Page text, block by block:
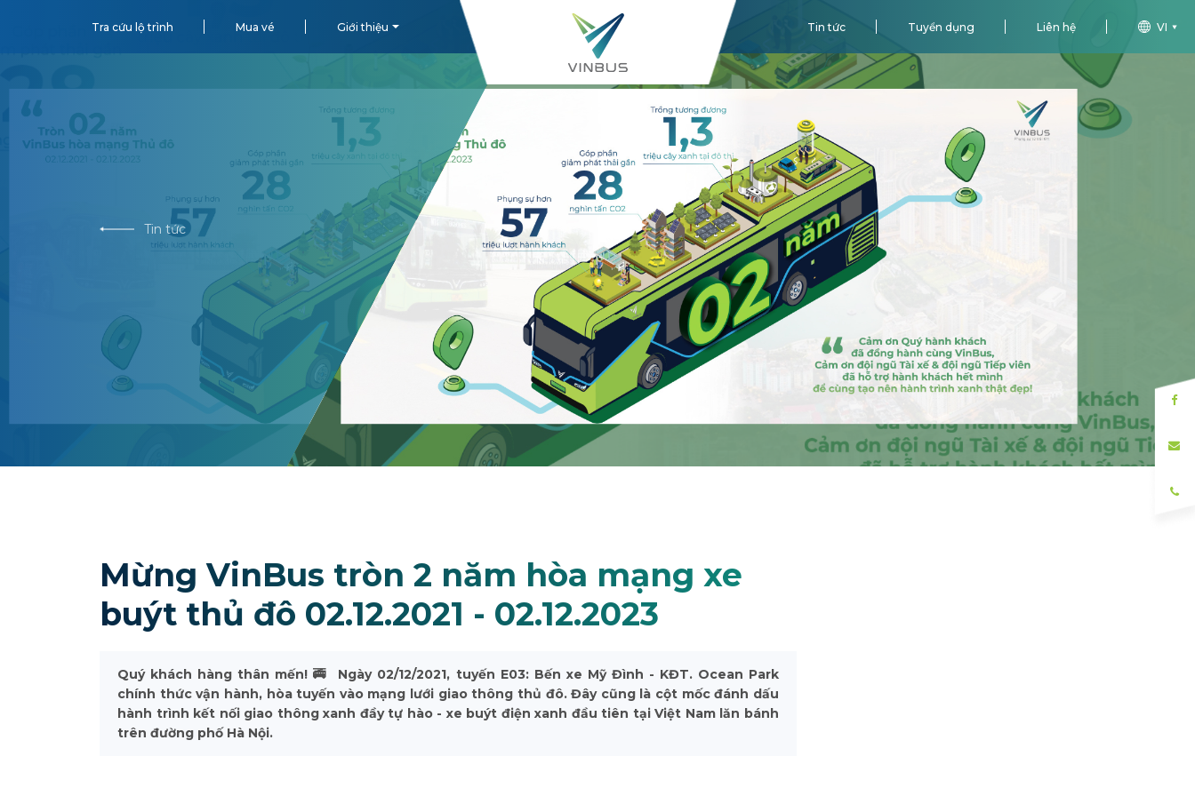
Tra cứu lộ trình Mua vé Giới thiệu Tin tức Tuyển dụng Liên hệ VI
Tin tức
Mừng VinBus tròn 2 năm hòa mạng xe
buýt thủ đô 02.12.2021 - 02.12.2023
Quý khách hàng thân mến! 🚎 Ngày 02/12/2021, tuyến E03: Bến xe Mỹ Đình - KĐT. Ocean Park
chính thức vận hành, hòa tuyến vào mạng lưới giao thông thủ đô. Đây cũng là cột mốc đánh dấu
hành trình kết nối giao thông xanh đầy tự hào - xe buýt điện xanh đầu tiên tại Việt Nam lăn bánh
trên đường phố Hà Nội.